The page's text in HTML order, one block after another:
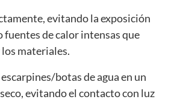
evitando la exposición
fuentes de calor intensas que
materiales.
botas de agua en un
evitando el contacto con luz